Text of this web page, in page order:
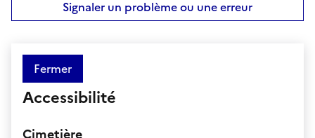
Signaler un problème ou une erreur
Fermer
Accessibilité
Cimetière